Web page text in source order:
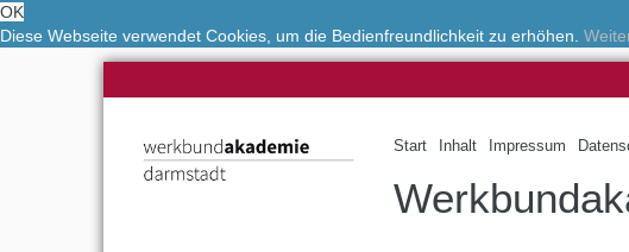
OK
Diese Webseite verwendet Cookies, um die Bedienfreundlichkeit zu erhöhen.
Start Inhalt Impressum